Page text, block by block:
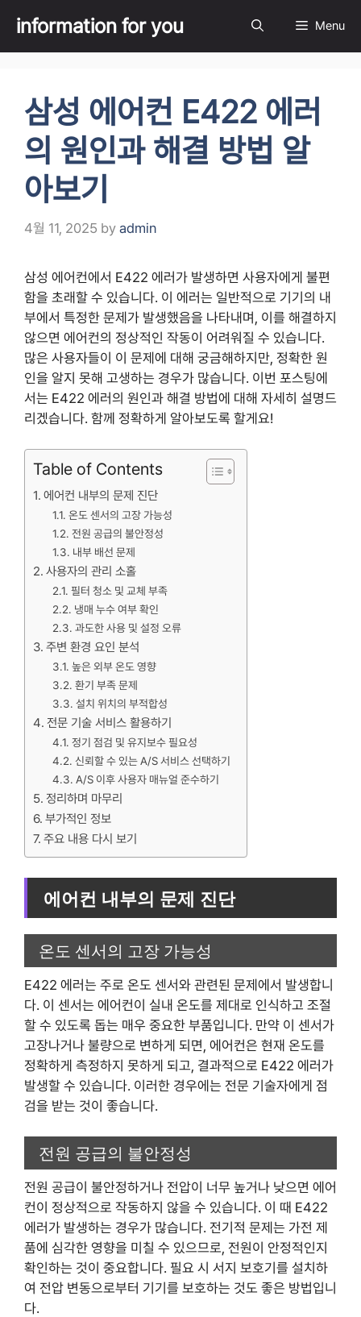
content
information for you Menu
삼성 에어컨 E422 에러
의 원인과 해결 방법 알
아보기
4월 11, 2025 by admin
삼성 에어컨에서 E422 에러가 발생하면 사용자에게 불편
함을 초래할 수 있습니다. 이 에러는 일반적으로 기기의 내
부에서 특정한 문제가 발생했음을 나타내며, 이를 해결하지
않으면 에어컨의 정상적인 작동이 어려워질 수 있습니다.
많은 사용자들이 이 문제에 대해 궁금해하지만, 정확한 원
인을 알지 못해 고생하는 경우가 많습니다. 이번 포스팅에
서는 E422 에러의 원인과 해결 방법에 대해 자세히 설명드
리겠습니다. 함께 정확하게 알아보도록 할게요!
Table of Contents
에어컨 내부의 문제 진단
온도 센서의 고장 가능성
전원 공급의 불안정성
내부 배선 문제
사용자의 관리 소홀
필터 청소 및 교체 부족
냉매 누수 여부 확인
과도한 사용 및 설정 오류
주변 환경 요인 분석
높은 외부 온도 영향
환기 부족 문제
설치 위치의 부적합성
전문 기술 서비스 활용하기
정기 점검 및 유지보수 필요성
신뢰할 수 있는 A/S 서비스 선택하기
A/S 이후 사용자 매뉴얼 준수하기
정리하며 마무리
부가적인 정보
주요 내용 다시 보기
에어컨 내부의 문제 진단
온도 센서의 고장 가능성
E422 에러는 주로 온도 센서와 관련된 문제에서 발생합니
다. 이 센서는 에어컨이 실내 온도를 제대로 인식하고 조절
할 수 있도록 돕는 매우 중요한 부품입니다. 만약 이 센서가
고장나거나 불량으로 변하게 되면, 에어컨은 현재 온도를
정확하게 측정하지 못하게 되고, 결과적으로 E422 에러가
발생할 수 있습니다. 이러한 경우에는 전문 기술자에게 점
검을 받는 것이 좋습니다.
전원 공급의 불안정성
전원 공급이 불안정하거나 전압이 너무 높거나 낮으면 에어
컨이 정상적으로 작동하지 않을 수 있습니다. 이 때 E422
에러가 발생하는 경우가 많습니다. 전기적 문제는 가전 제
품에 심각한 영향을 미칠 수 있으므로, 전원이 안정적인지
확인하는 것이 중요합니다. 필요 시 서지 보호기를 설치하
여 전압 변동으로부터 기기를 보호하는 것도 좋은 방법입니
다.